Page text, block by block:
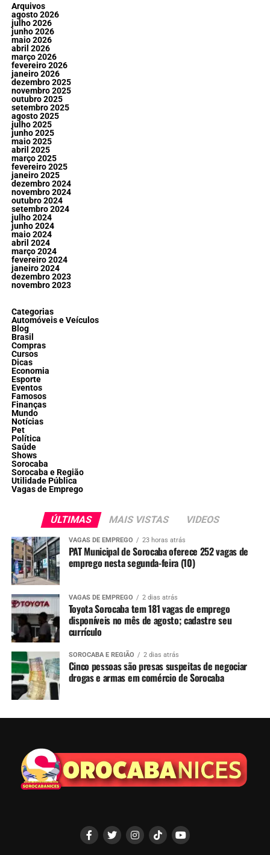
Arquivos
agosto 2026
julho 2026
junho 2026
maio 2026
abril 2026
março 2026
fevereiro 2026
janeiro 2026
dezembro 2025
novembro 2025
outubro 2025
setembro 2025
agosto 2025
julho 2025
junho 2025
maio 2025
abril 2025
março 2025
fevereiro 2025
janeiro 2025
dezembro 2024
novembro 2024
outubro 2024
setembro 2024
julho 2024
junho 2024
maio 2024
abril 2024
março 2024
fevereiro 2024
janeiro 2024
dezembro 2023
novembro 2023
Categorias
Automóveis e Veículos
Blog
Brasil
Compras
Cursos
Dicas
Economia
Esporte
Eventos
Famosos
Finanças
Mundo
Notícias
Pet
Política
Saúde
Shows
Sorocaba
Sorocaba e Região
Utilidade Pública
Vagas de Emprego
ÚLTIMAS MAIS VISTAS VIDEOS
VAGAS DE EMPREGO 23 horas atrás
PAT Municipal de Sorocaba oferece 252 vagas de
emprego nesta segunda-feira (10)
VAGAS DE EMPREGO 2 dias atrás
Toyota Sorocaba tem 181 vagas de emprego
disponíveis no mês de agosto; cadastre seu
currículo
SOROCABA E REGIÃO 2 dias atrás
Cinco pessoas são presas suspeitas de negociar
drogas e armas em comércio de Sorocaba